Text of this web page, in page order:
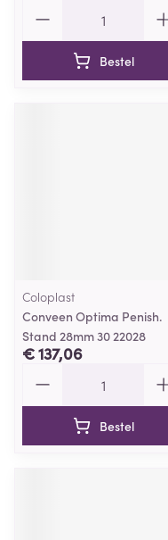
Bestel
Coloplast
Conveen Optima Penish.
Stand 28mm 30 22028
€ 137,06
Bestel